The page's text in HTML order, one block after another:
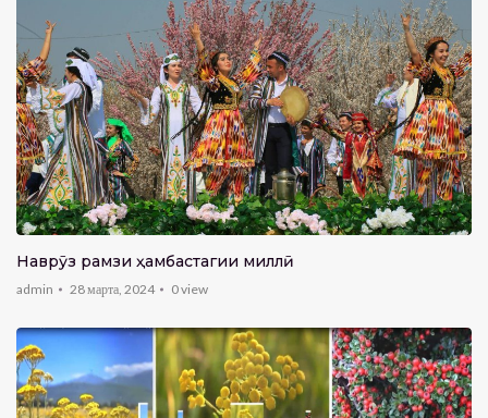
Наврӯз рамзи ҳамбастагии миллӣ
admin 28 марта, 2024 0view